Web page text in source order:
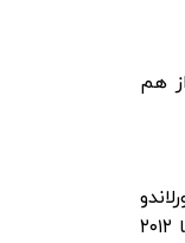
مشترک از هم
، جدا شد. او پیش‌تر از سال ۲۰۱۰ تا ۲۰۱۲